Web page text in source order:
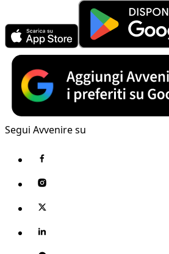
Segui Avvenire su